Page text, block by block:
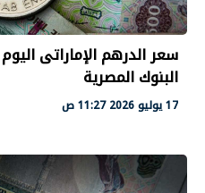
البنوك المصرية
17 يوليو 2026 11:27 ص